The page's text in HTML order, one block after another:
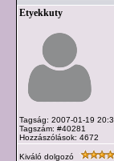
Etyekkuty
Tagság: 2007-01-19
Tagszám: #40281
Hozzászólások: 4672
Kiváló dolgozó